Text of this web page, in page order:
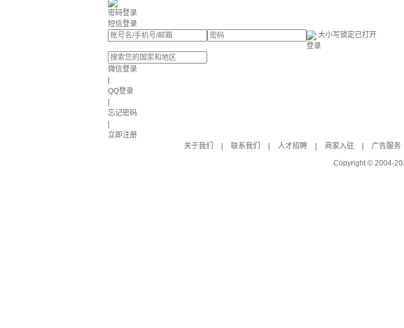
密码登录
短信登录
大小写锁定已打开
登录
微信登录
QQ登录
忘记密码
立即注册
关于我们
联系我们 人才招聘 商家入驻 广告服务
Copyright © 2004-